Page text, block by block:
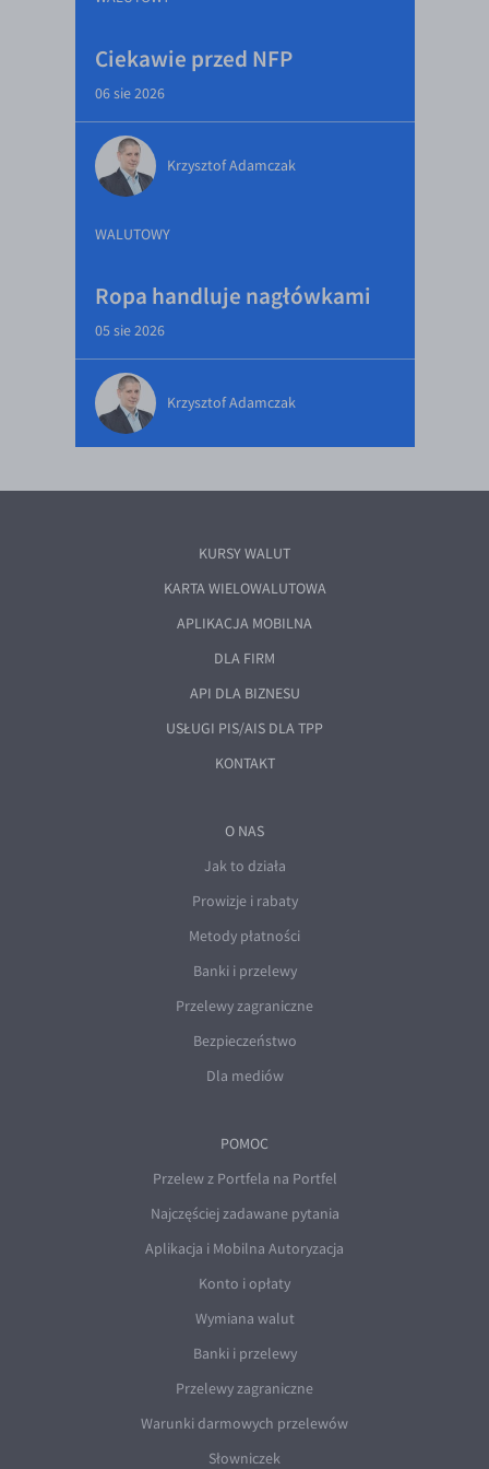
Ciekawie przed NFP
06 sie 2026
Krzysztof Adamczak
WALUTOWY
Ropa handluje nagłówkami
05 sie 2026
Krzysztof Adamczak
KURSY WALUT
KARTA WIELOWALUTOWA
APLIKACJA MOBILNA
DLA FIRM
API DLA BIZNESU
USŁUGI PIS/AIS DLA TPP
KONTAKT
O NAS
Jak to działa
Prowizje i rabaty
Metody płatności
Banki i przelewy
Przelewy zagraniczne
Bezpieczeństwo
Dla mediów
POMOC
Przelew z Portfela na Portfel
Najczęściej zadawane pytania
Aplikacja i Mobilna Autoryzacja
Konto i opłaty
Wymiana walut
Banki i przelewy
Przelewy zagraniczne
Warunki darmowych przelewów
Słowniczek